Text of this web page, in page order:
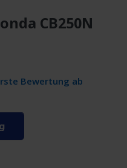
CB250N
Bewertung ab